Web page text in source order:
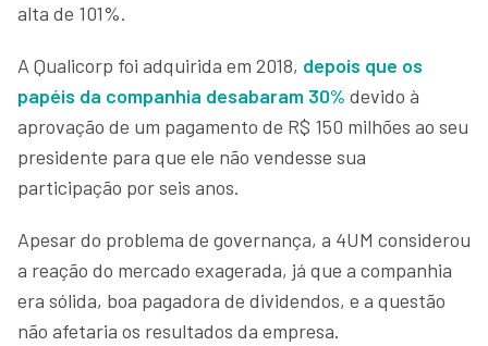
alta de 101%.
A Qualicorp foi adquirida em 2018, depois que os
papéis da companhia desabaram 30% devido à
aprovação de um pagamento de R$ 150 milhões ao seu
presidente para que ele não vendesse sua
participação por seis anos.
Apesar do problema de governança, a 4UM considerou
a reação do mercado exagerada, já que a companhia
era sólida, boa pagadora de dividendos, e a questão
não afetaria os resultados da empresa.